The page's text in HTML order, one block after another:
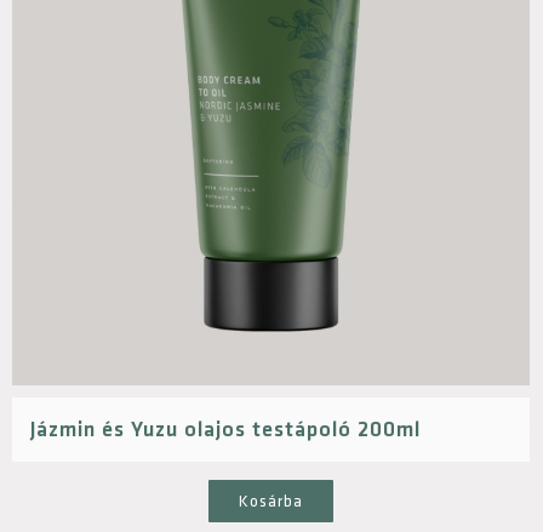
Jázmin és Yuzu olajos testápoló 200ml
Kosárba